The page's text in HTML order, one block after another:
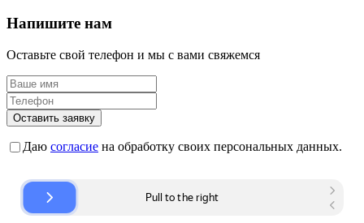
Напишите нам
Оставьте свой телефон и мы с вами свяжемся
Оставить заявку
Даю согласие на обработку своих персональных данных.